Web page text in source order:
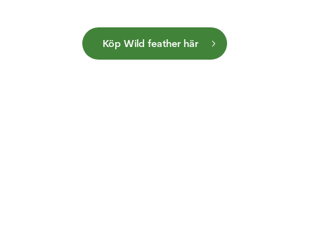
Köp Wild feather här